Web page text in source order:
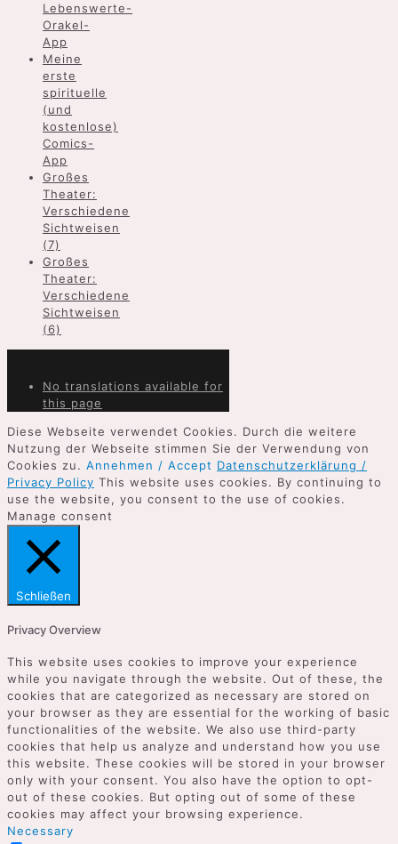
Lebenswerte-
Orakel-
App
Meine
erste
spirituelle
(und
kostenlose)
Comics-
App
Großes
Theater:
Verschiedene
Sichtweisen
(7)
Großes
Theater:
Verschiedene
Sichtweisen
(6)
No translations available for
this page
Diese Webseite verwendet Cookies. Durch die weitere
Nutzung der Webseite stimmen Sie der Verwendung von
Cookies zu. Annehmen / Accept Datenschutzerklärung /
Privacy Policy This website uses cookies. By continuing to
use the website, you consent to the use of cookies.
Manage consent
Schließen
Privacy Overview
This website uses cookies to improve your experience
while you navigate through the website. Out of these, the
cookies that are categorized as necessary are stored on
your browser as they are essential for the working of basic
functionalities of the website. We also use third-party
cookies that help us analyze and understand how you use
this website. These cookies will be stored in your browser
only with your consent. You also have the option to opt-
out of these cookies. But opting out of some of these
cookies may affect your browsing experience.
Necessary